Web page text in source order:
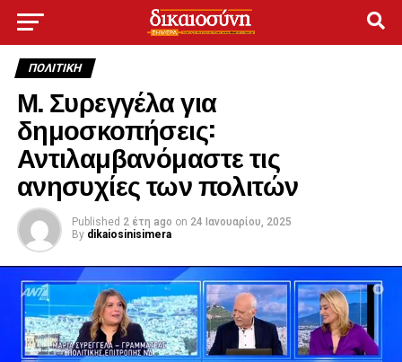
ΠΟΛΙΤΙΚΉ
Μ. Συρεγγέλα για
δημοσκοπήσεις:
Αντιλαμβανόμαστε τις
ανησυχίες των πολιτών
Published 2 έτη ago on 24 Ιανουαρίου, 2025
By dikaiosinisimera